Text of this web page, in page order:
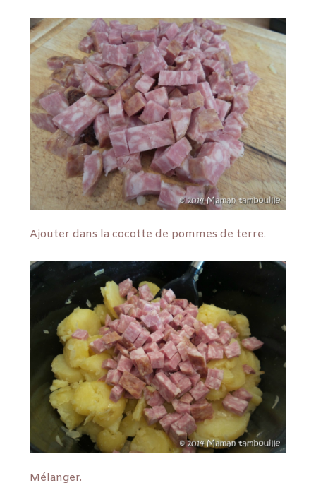
Ajouter dans la cocotte de pommes de terre.
Mélanger.